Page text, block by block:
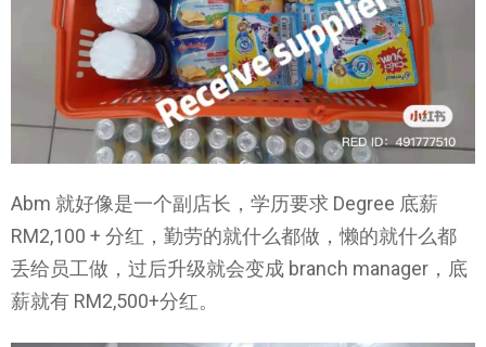
Abm 就好像是一个副店长，学历要求 Degree 底薪
RM2,100 + 分红，勤劳的就什么都做，懒的就什么都
丢给员工做，过后升级就会变成 branch manager，底
薪就有 RM2,500+分红。